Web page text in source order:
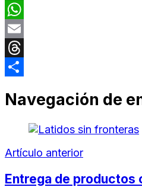
X
WhatsApp
Email
Threads
Navegación de
Artículo anterior
Entrega de productos